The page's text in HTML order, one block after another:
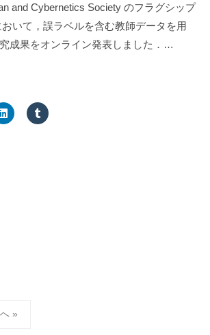
and Cybernetics Society のフラグシップ
いて，誤ラベルを含む教師データを用
成果をオンライン発表しました．…
»